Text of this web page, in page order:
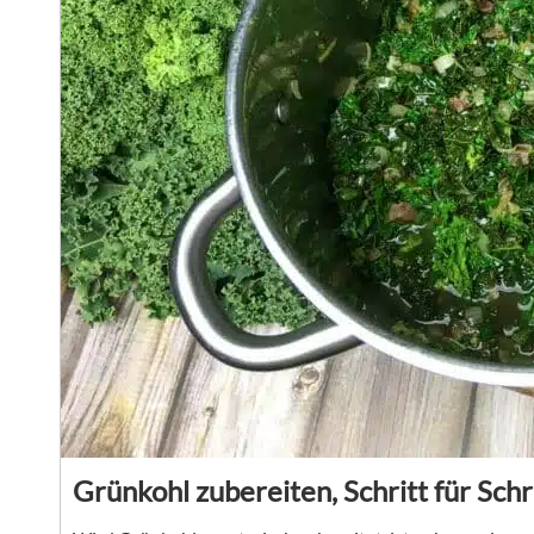
Grünkohl zubereiten, Schritt für